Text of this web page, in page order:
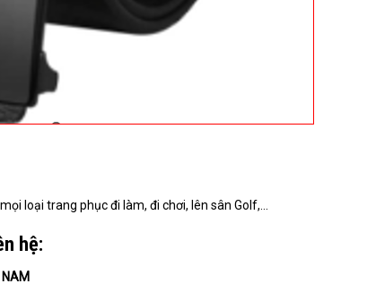
loại trang phục đi làm, đi chơi, lên sân Golf,…
hệ: